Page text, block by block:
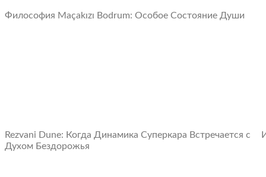
Философия Maçakızı Bodrum: Oсобое Cостояние Души
Rezvani Dune: Когда Динамика Суперкара Встречается с
Духом Бездорожья